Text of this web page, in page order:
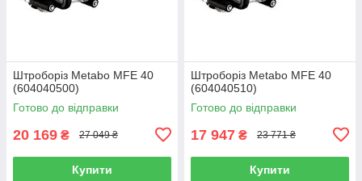
Штроборіз Metabo MFE 40
(604040500)
Готово до відправки
20 169 ₴ 27 049 ₴
Купити
Штроборіз Metabo MFE 40
(604040510)
Готово до відправки
17 947 ₴ 23 771 ₴
Купити